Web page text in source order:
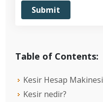
Table of Contents:
Kesir Hesap Makinesi
Kesir nedir?